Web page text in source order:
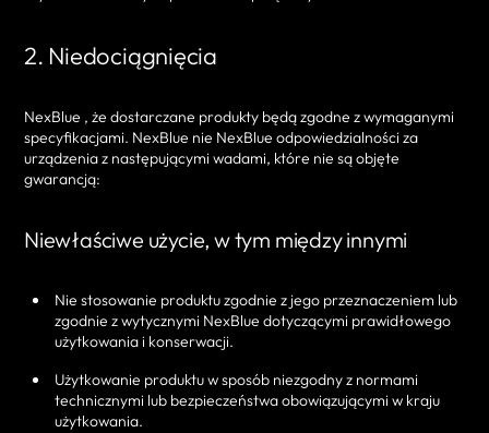
2. Niedociągnięcia
NexBlue , że dostarczane produkty będą zgodne z wymaganymi
specyfikacjami. NexBlue nie NexBlue odpowiedzialności za
urządzenia z następującymi wadami, które nie są objęte
gwarancją:
Niewłaściwe użycie, w tym między innymi
Nie stosowanie produktu zgodnie z jego przeznaczeniem lub
zgodnie z wytycznymi NexBlue dotyczącymi prawidłowego
użytkowania i konserwacji.
Użytkowanie produktu w sposób niezgodny z normami
technicznymi lub bezpieczeństwa obowiązującymi w kraju
użytkowania.